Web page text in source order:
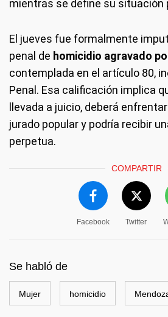
mientras se define su situación
El jueves fue formalmente
penal de homicidio agravado
contemplada en el artículo 80,
Penal. Esa calificación implica
llevada a juicio, deberá
jurado popular y podría recibir
perpetua.
COMPARTIR
Facebook Twitter
Se habló de
Mujer homicidio